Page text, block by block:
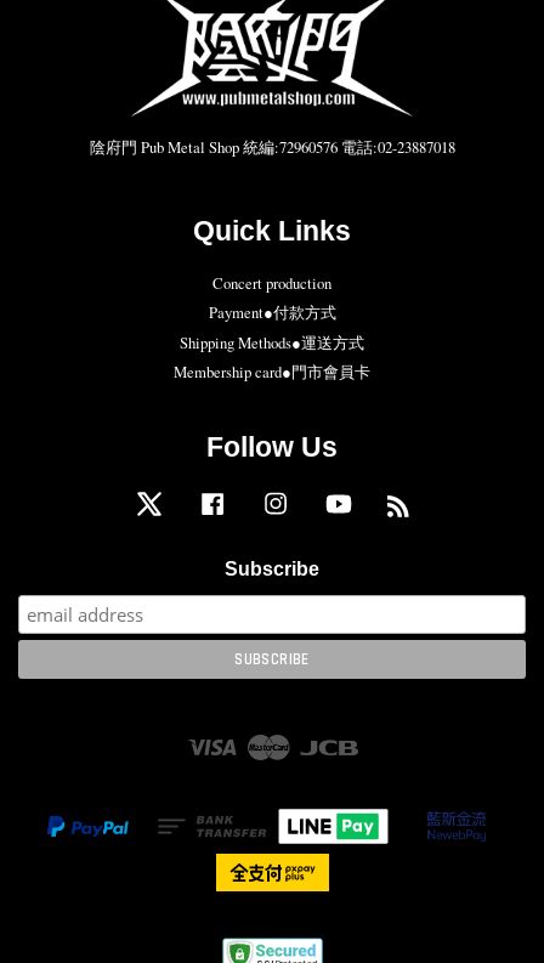
陰府門 Pub Metal Shop 統編:72960576 電話:02-23887018
Quick Links
Concert production
Payment●付款方式
Shipping Methods●運送方式
Membership card●門市會員卡
Follow Us
Twitter Facebook Instagram YouTube
Subscribe
Visa Master